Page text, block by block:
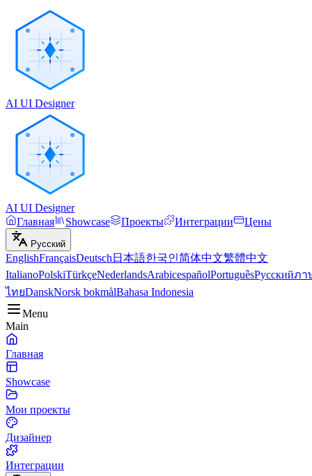
AI UI Designer
AI UI Designer
Главная
Showcase Проекты Интеграции Цены
Русский
EnglishFrançaisDeutsch 日本語한국인简体中文繁體中文
ItalianoPolskiTürkçeNederlandsArabicespañolPortuguêsРусскийภา
ไทยDanskNorsk bokmålBahasa Indonesia
Menu
Main
Главная
Showcase
Мои проекты
Дизайнер
Интеграции